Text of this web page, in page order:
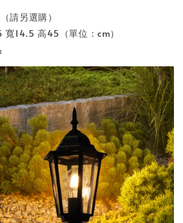
請另選購）
寬14.5 高45（單位：cm）